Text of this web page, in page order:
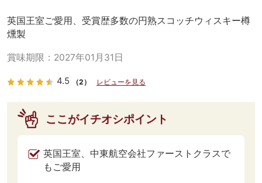
英国王室ご愛用、受賞歴多数の円熟スコッチウィスキー樽
燻製
賞味期限： 2027年01月31日
4.5 （2） レビューを見る
ここがイチオシポイント
英国王室、中東航空会社ファーストクラスで
もご愛用